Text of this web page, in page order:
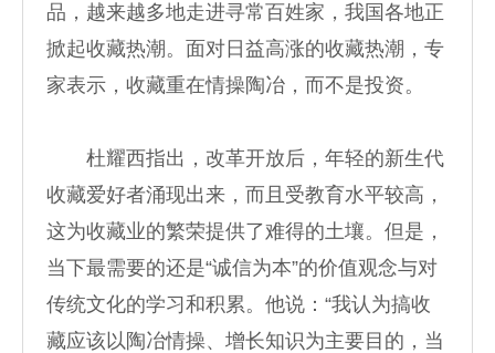
品，越来越多地走进寻常百姓家，我国各地正
掀起收藏热潮。面对日益高涨的收藏热潮，专
家表示，收藏重在情操陶冶，而不是投资。
杜耀西指出，改革开放后，年轻的新生代
收藏爱好者涌现出来，而且受教育水平较高，
这为收藏业的繁荣提供了难得的土壤。但是，
当下最需要的还是“诚信为本”的价值观念与对
传统文化的学习和积累。他说：“我认为搞收
藏应该以陶冶情操、增长知识为主要目的，当